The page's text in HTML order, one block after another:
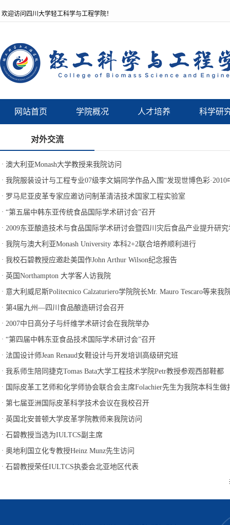
欢迎访问四川大学轻工科学与工程学院！
网站首页 学院概况 人才培养 科学研
对外交流
· 澳大利亚Monash大学教授来我院访问
· 我院服装设计与工程专业07级李文娟同学作品入围“发现世博色彩
· 罗马尼亚皮革专家应邀访问制革清洁技术国家工程实验室
· “第五届中韩东亚传统食品国际学术研讨会”召开
· 2009东亚酿造技术与食品国际学术研讨会暨四川灾后食品产业提升研
· 我院与澳大利亚Monash University 本科2+2联合培养顺利进行
· 我校石碧教授应邀赴美国作John Arthur Wilson纪念报告
· 英国Northampton 大学客人访我院
· 意大利威尼斯Politecnico Calzaturiero学院院长Mr. Mauro Tescaro等来我
· 第4届九州—四川食品酿造研讨会召开
· 2007中日高分子与纤维学术研讨会在我院举办
· “第四届中韩东亚食品技术国际学术研讨会”召开
· 法国设计师Jean Renaud女鞋设计与开发培训高级研究班
· 我系师生陪同捷克Tomas Bata大学工程技术学院Petr教授参观西部鞋都
· 国际皮革工艺师和化学师协会联合会主席Folachier先生为我院本科生做
· 第七届亚洲国际皮革科学技术会议在我校召开
· 英国北安普顿大学皮革学院教师来我院访问
· 石碧教授当选为IULTCS副主席
· 奥地利国立化专教授Heinz Munz先生访问
· 石碧教授荣任IULTCS执委会北亚地区代表